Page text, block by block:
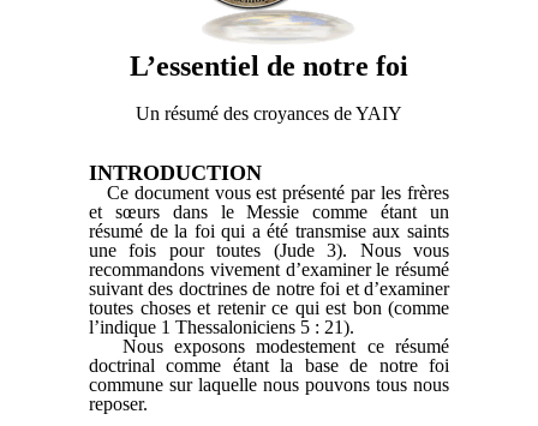
L’essentiel de notre foi
Un résumé des croyances de YAIY
INTRODUCTION
Ce document vous est présenté par les frères
et sœurs dans le Messie comme étant un
résumé de la foi qui a été transmise aux saints
une fois pour toutes (Jude 3). Nous vous
recommandons vivement d’examiner le résumé
suivant des doctrines de notre foi et d’examiner
toutes choses et retenir ce qui est bon (comme
l’indique 1 Thessaloniciens 5 : 21).
Nous exposons modestement ce résumé
doctrinal comme étant la base de notre foi
commune sur laquelle nous pouvons tous nous
reposer.